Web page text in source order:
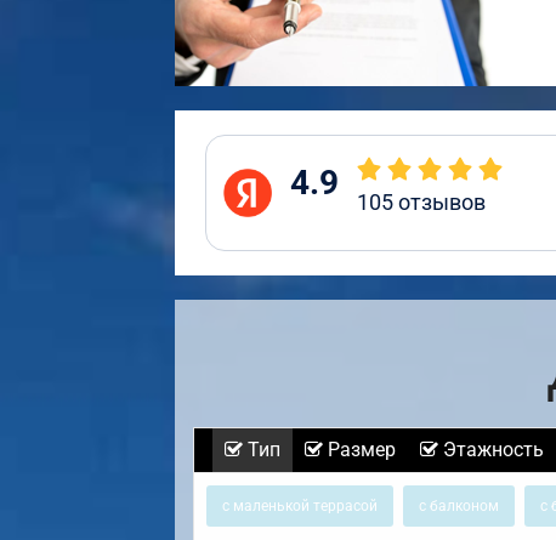
4.9 105отзывов
Тип Размер Этажность
с маленькой террасой с балконом с